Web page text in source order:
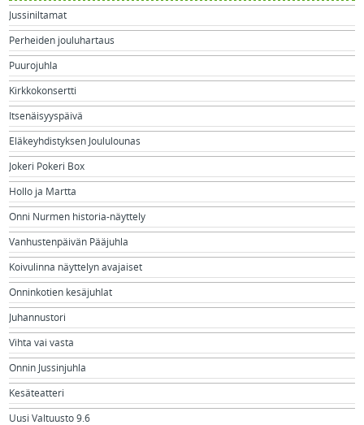
Jussiniltamat
Perheiden jouluhartaus
Puurojuhla
Kirkkokonsertti
Itsenäisyyspäivä
Eläkeyhdistyksen Joululounas
Jokeri Pokeri Box
Hollo ja Martta
Onni Nurmen historia-näyttely
Vanhustenpäivän Pääjuhla
Koivulinna näyttelyn avajaiset
Onninkotien kesäjuhlat
Juhannustori
Vihta vai vasta
Onnin Jussinjuhla
Kesäteatteri
Uusi Valtuusto 9.6